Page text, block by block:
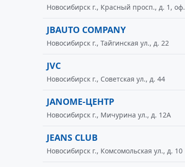
Новосибирск г., Красный просп., д. 1,
JBAUTO COMPANY
Новосибирск г., Тайгинская ул., д. 22
JVC
Новосибирск г., Советская ул., д. 44
JANOME-ЦЕНТР
Новосибирск г., Мичурина ул., д. 12А
JEANS CLUB
Новосибирск г., Комсомольская ул., д. 10